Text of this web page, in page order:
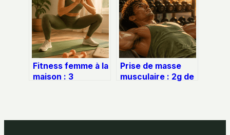
Fitness femme à la
maison : 3
silhouette en 30
Prise de masse
musculaire : 2g de
pour limiter le gras